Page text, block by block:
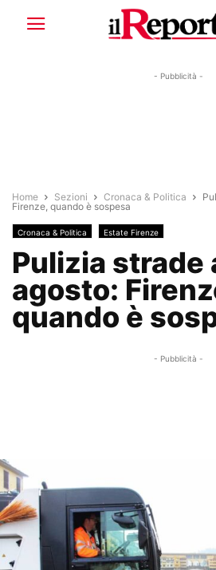
- Pubblicità -
Home Sezioni Cronaca & Politica
Firenze, quando è sospesa
Cronaca & Politica Estate Firenze
Pulizia strade
agosto:
quando è
- Pubblicità -